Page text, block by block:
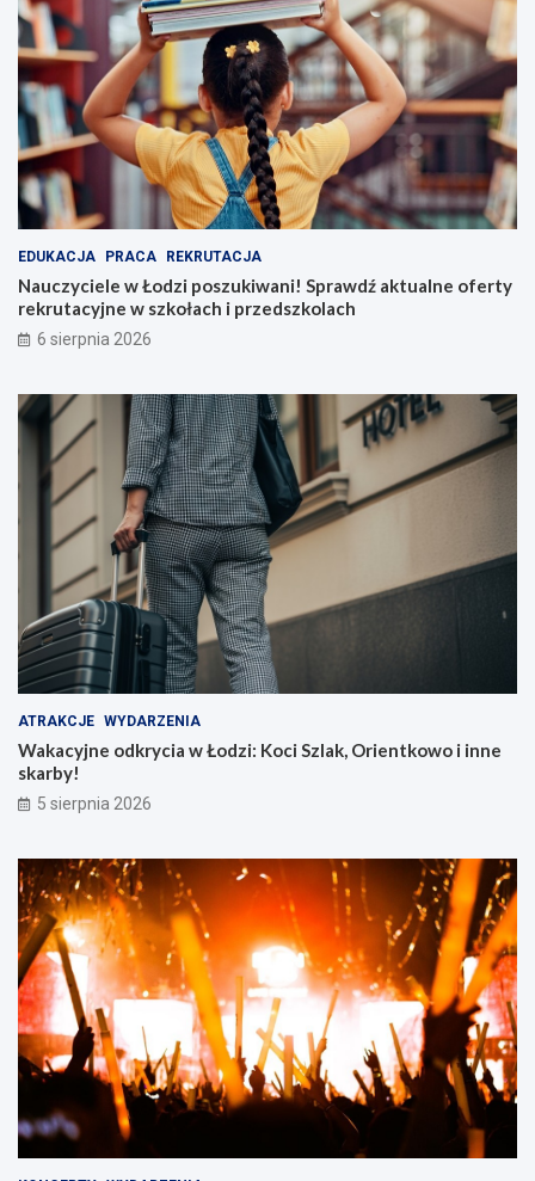
EDUKACJA PRACA REKRUTACJA
Nauczyciele w Łodzi poszukiwani! Sprawdź aktualne oferty
rekrutacyjne w szkołach i przedszkolach
6 sierpnia 2026
ATRAKCJE WYDARZENIA
Wakacyjne odkrycia w Łodzi: Koci Szlak, Orientkowo i inne
skarby!
5 sierpnia 2026